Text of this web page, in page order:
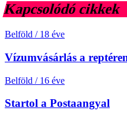
Kapcsolódó cikkek
Belföld / 18 éve
Vízumvásárlás a
Belföld / 16 éve
Startol a Postaangyal